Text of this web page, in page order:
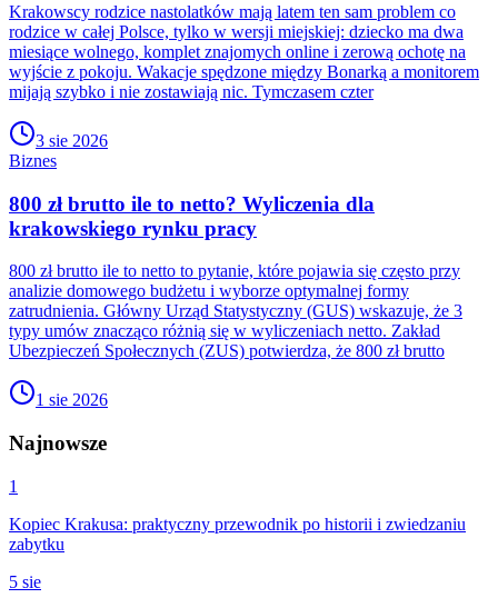
Krakowscy rodzice nastolatków mają latem ten sam problem co
rodzice w całej Polsce, tylko w wersji miejskiej: dziecko ma dwa
miesiące wolnego, komplet znajomych online i zerową ochotę na
wyjście z pokoju. Wakacje spędzone między Bonarką a monitorem
mijają szybko i nie zostawiają nic. Tymczasem czter
3 sie 2026
Biznes
800 zł brutto ile to netto? Wyliczenia dla
krakowskiego rynku pracy
800 zł brutto ile to netto to pytanie, które pojawia się często przy
analizie domowego budżetu i wyborze optymalnej formy
zatrudnienia. Główny Urząd Statystyczny (GUS) wskazuje, że 3
typy umów znacząco różnią się w wyliczeniach netto. Zakład
Ubezpieczeń Społecznych (ZUS) potwierdza, że 800 zł brutto
1 sie 2026
Najnowsze
1
Kopiec Krakusa: praktyczny przewodnik po historii i zwiedzaniu
zabytku
5 sie